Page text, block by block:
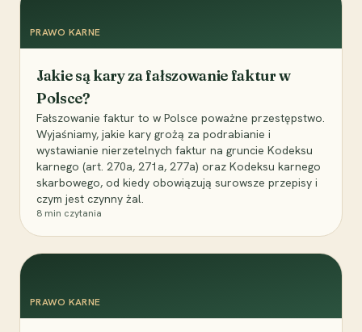
PRAWO KARNE
Jakie są kary za fałszowanie faktur w
Polsce?
Fałszowanie faktur to w Polsce poważne przestępstwo.
Wyjaśniamy, jakie kary grożą za podrabianie i
wystawianie nierzetelnych faktur na gruncie Kodeksu
karnego (art. 270a, 271a, 277a) oraz Kodeksu karnego
skarbowego, od kiedy obowiązują surowsze przepisy i
czym jest czynny żal.
8 min czytania
PRAWO KARNE